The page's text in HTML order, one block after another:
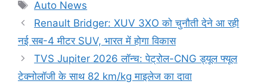
Tags
Auto News
Renault Bridger: XUV 3XO को चुनौती देने आ रही
नई सब-4 मीटर SUV, भारत में होगा विकास
TVS Jupiter 2026 लॉन्च: पेट्रोल-CNG ड्यूल फ्यूल
टेक्नोलॉजी के साथ 82 km/kg माइलेज का दावा